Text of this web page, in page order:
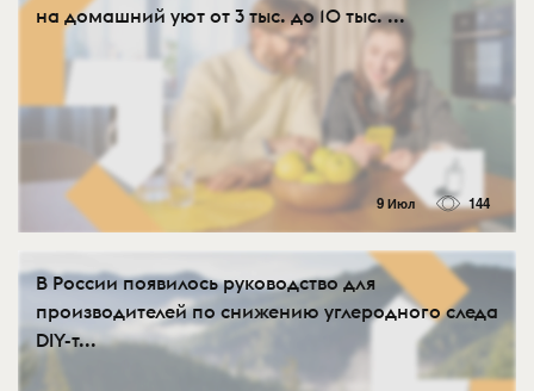
на домашний уют от 3 тыс. до 10 тыс. ...
9 Июл 144
В России появилось руководство для
производителей по снижению углеродного следа
DIY-т...